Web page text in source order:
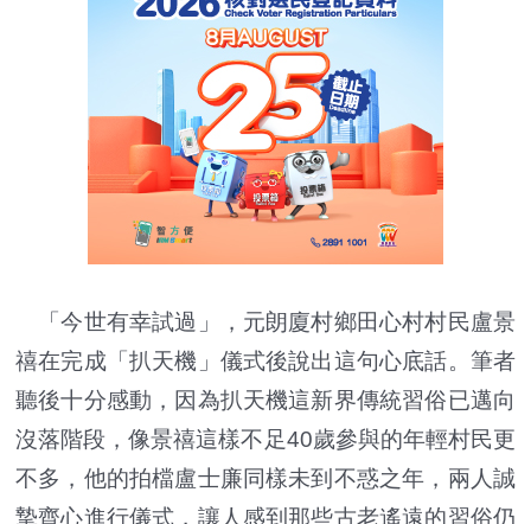
「今世有幸試過」，元朗廈村鄉田心村村民盧景
禧在完成「扒天機」儀式後說出這句心底話。筆者
聽後十分感動，因為扒天機這新界傳統習俗已邁向
沒落階段，像景禧這樣不足40歲參與的年輕村民更
不多，他的拍檔盧士廉同樣未到不惑之年，兩人誠
摯齊心進行儀式，讓人感到那些古老遙遠的習俗仍